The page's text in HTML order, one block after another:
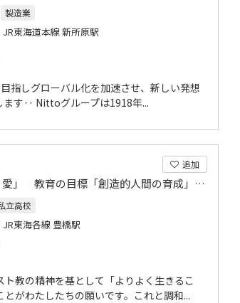
製造業
東海道本線 新所原駅
指しグローバル化を加速させ、新しい発想
ます‥ Nittoグループは1918年...
追加
建学の精神「信仰・希望・愛」 教育の目標「創造的人間の育成」 教育の方針「希望の教育」
立高校
東海各線 豊橋駅
教の精神を基として「よりよく生きるこ
がわたしたちの願いです。これと調和...